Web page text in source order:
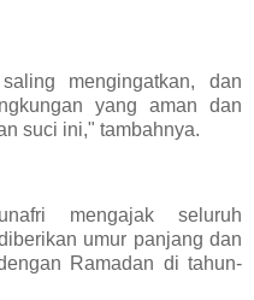
mengingatkan, dan
yang aman dan
suci ini," tambahnya.
mengajak seluruh
umur panjang dan
Ramadan di tahun-